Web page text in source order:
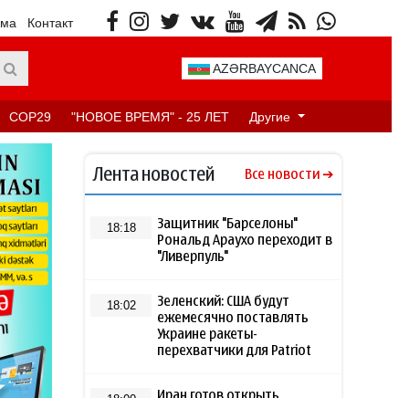
Контакт
AZƏRBAYCANCA
COP29 "НОВОЕ ВРЕМЯ" - 25 ЛЕТ Другие
Лента новостей Все новости
18:18
Защитник "Барселоны"
Рональд Араухо переходит в
"Ливерпуль"
18:02
Зеленский: США будут
ежемесячно поставлять
Украине ракеты-
перехватчики для Patriot